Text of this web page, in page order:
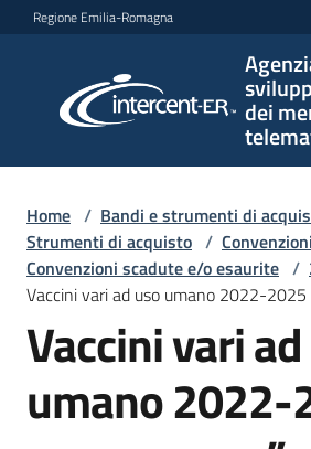
Vai al contenuto
Vai alla navigazione
Vai al footer
Regione Emilia-Romagna
dei
per lo
sviluppo
telematici
Bandi
Home / Bandi e strumenti di
Strumenti di acquisto / Convenzioni
Convenzioni scadute e/o esaurite /
Vaccini vari ad uso umano 2022-2025
Vaccini vari
umano 2022-